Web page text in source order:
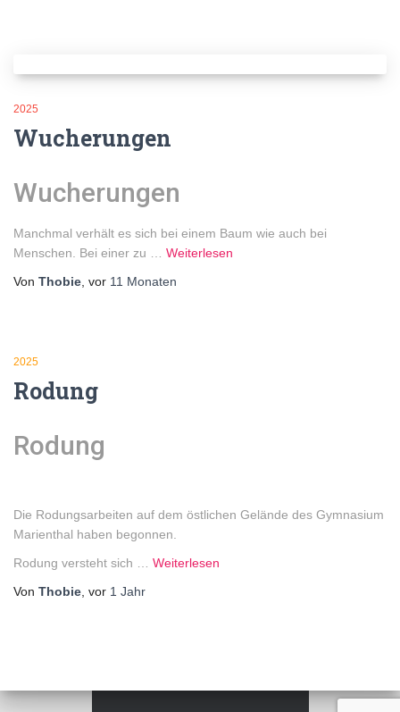
2025
Wucherungen
Wucherungen
Manchmal verhält es sich bei einem Baum wie auch bei
Menschen. Bei einer zu
Weiterlesen
Von Thobie , vor 11 Monaten
2025
Rodung
Rodung
Die Rodungsarbeiten auf dem östlichen Gelände des Gymnasium
Marienthal haben begonnen.
Rodung versteht sich … Weiterlesen
Von Thobie , vor 1 Jahr